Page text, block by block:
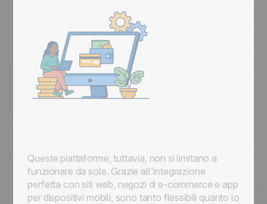
Queste piattaforme, tuttavia, non si limitano a
funzionare da sole. Grazie all'integrazione
perfetta con siti web, negozi di e-commerce e app
per dispositivi mobili, sono tanto flessibili quanto lo